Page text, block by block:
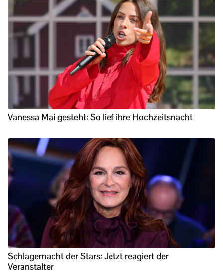
Vanessa Mai gesteht: So lief ihre Hochzeitsnacht
Schlagernacht der Stars: Jetzt reagiert der
Veranstalter